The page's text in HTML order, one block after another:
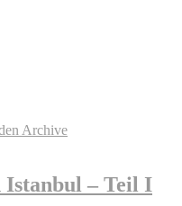
Istanbul – Teil I